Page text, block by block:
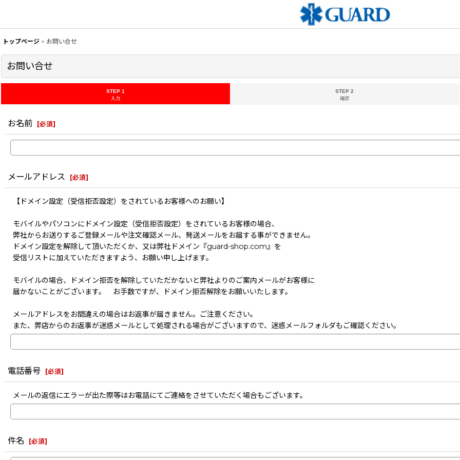
トップページ > お問い合せ
お問い合せ
STEP 1
入力
STEP 2
確認
お名前 [必須]
メールアドレス [必須]
【ドメイン設定（受信拒否設定）をされているお客様へのお願い】
モバイルやパソコンにドメイン設定（受信拒否設定）をされているお客様の場合、
弊社からお送りするご登録メールや注文確認メール、発送メールをお届する事ができません。
ドメイン設定を解除して頂いただくか、又は弊社ドメイン『guard-shop.com』を
受信リストに加えていただきますよう、お願い申し上げます。
モバイルの場合、ドメイン拒否を解除していただかないと弊社よりのご案内メールがお客様に
届かないことがございます。 お手数ですが、ドメイン拒否解除をお願いいたします。
メールアドレスをお間違えの場合はお返事が届きません。ご注意ください。
また、弊店からのお返事が迷惑メールとして処理される場合がございますので、迷惑メールフォルダもご確認ください。
電話番号 [必須]
メールの返信にエラーが出た際等はお電話にてご連絡をさせていただく場合もございます。
件名 [必須]